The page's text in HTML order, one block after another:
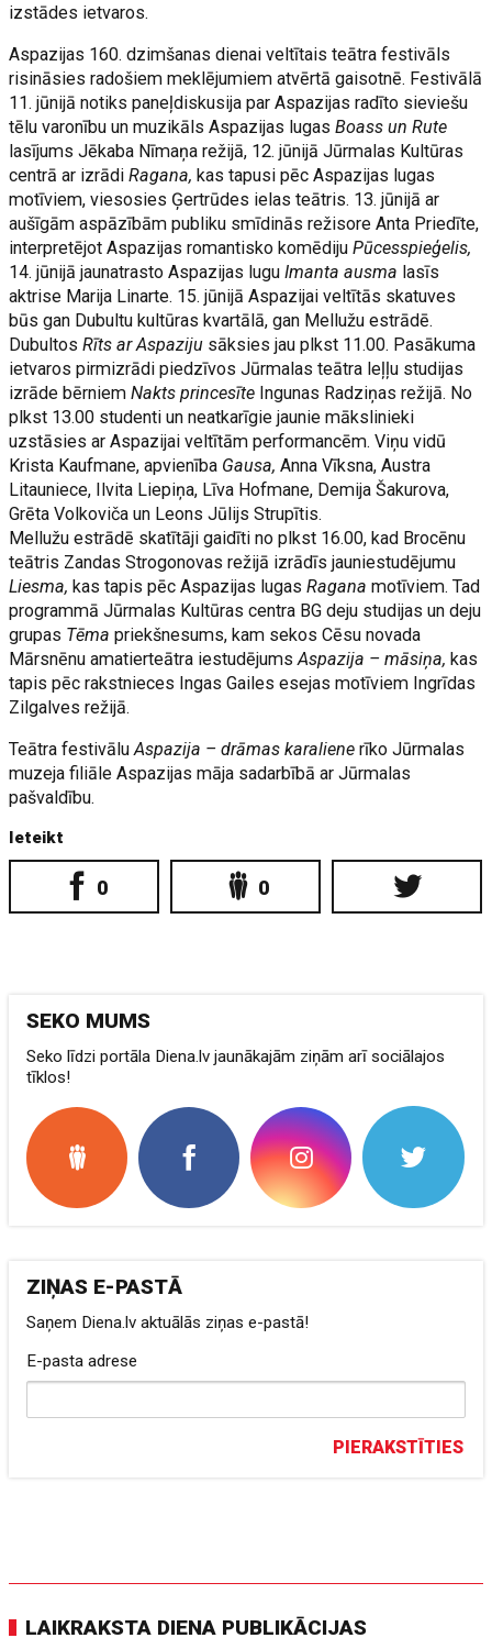
izstādes ietvaros.
Aspazijas 160. dzimšanas dienai veltītais teātra festivāls
risināsies radošiem meklējumiem atvērtā gaisotnē. Festivālā
11. jūnijā notiks paneļdiskusija par Aspazijas radīto sieviešu
tēlu varonību un muzikāls Aspazijas lugasBoass un Rute
lasījums Jēkaba Nīmaņa režijā, 12. jūnijā Jūrmalas Kultūras
centrā ar izrādiRagana, kas tapusi pēc Aspazijas lugas
motīviem, viesosies Ģertrūdes ielas teātris. 13. jūnijā ar
aušīgām aspāzībām publiku smīdinās režisore Anta Priedīte,
interpretējot Aspazijas romantisko komēdijuPūcesspieģelis,
14. jūnijā jaunatrasto Aspazijas luguImanta ausma lasīs
aktrise Marija Linarte. 15. jūnijā Aspazijai veltītās skatuves
būs gan Dubultu kultūras kvartālā, gan Mellužu estrādē.
DubultosRīts ar Aspaziju sāksies jau plkst 11.00. Pasākuma
ietvaros pirmizrādi piedzīvos Jūrmalas teātra leļļu studijas
izrāde bērniemNakts princesīte Ingunas Radziņas režijā. No
plkst 13.00 studenti un neatkarīgie jaunie mākslinieki
uzstāsies ar Aspazijai veltītām performancēm. Viņu vidū
Krista Kaufmane, apvienība Gausa, Anna Vīksna, Austra
Litauniece, Ilvita Liepiņa, Līva Hofmane, Demija Šakurova,
Grēta Volkoviča un Leons Jūlijs Strupītis.
Mellužu estrādē skatītāji gaidīti no plkst 16.00, kad Brocēnu
teātris Zandas Strogonovas režijā izrādīs jauniestudējumu
Liesma, kas tapis pēc Aspazijas lugasRaganamotīviem. Tad
programmā Jūrmalas Kultūras centra BG deju studijas un deju
grupas Tēma priekšnesums, kam sekos Cēsu novada
Mārsnēnu amatierteātra iestudējumsAspazija – māsiņa, kas
tapis pēc rakstnieces Ingas Gailes esejas motīviem Ingrīdas
Zilgalves režijā.
Teātra festivāluAspazija – drāmas karaliene rīko Jūrmalas
muzeja filiāle Aspazijas māja sadarbībā ar Jūrmalas
pašvaldību.
Ieteikt
0 0
SEKO MUMS
Seko līdzi portāla Diena.lv jaunākajām ziņām arī sociālajos
tīklos!
ZIŅAS E-PASTĀ
Saņem Diena.lv aktuālās ziņas e-pastā!
E-pasta adrese
PIERAKSTĪTIES
LAIKRAKSTA DIENA PUBLIKĀCIJAS